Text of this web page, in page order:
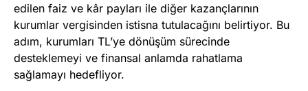
edilen faiz ve kâr payları ile diğer kazançlarının
kurumlar vergisinden istisna tutulacağını belirtiyor. Bu
adım, kurumları TL’ye dönüşüm sürecinde
desteklemeyi ve finansal anlamda rahatlama
sağlamayı hedefliyor.